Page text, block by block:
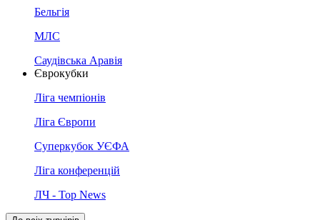
Бельгія
МЛС
Саудівська Аравія
Єврокубки
Ліга чемпіонів
Ліга Європи
Суперкубок УЄФА
Ліга конференцій
ЛЧ - Top News